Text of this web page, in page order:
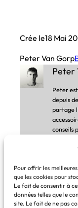
Pour offrir les
que les cookies pour
Le fait de consentir à
données telles que le
site. Le fait de ne pas
Crée le18 Mai
Peter Van Gorp
Peter
Peter
depuis
partage
conseils
Laisser